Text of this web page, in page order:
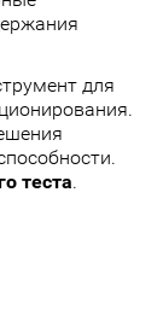
для
теста.